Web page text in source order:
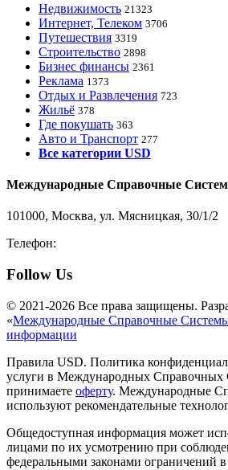
Недвижимость 21323
Интернет, Телеком 3706
Путешествия 3319
Строительство 2898
Бизнес финансы 2361
Реклама 1373
Отдых и Развлечения 723
Жильё 378
Где покушать 363
Авто и Транспорт 277
Все категории USD
Международные Справочные
101000, Москва, ул. Мясницкая, 30/1/2
Телефон:
Follow Us
© 2021-2026 Все права защищены.
«Международные Справочные
информации
Правила USD. Политика
услуги в Международных Справочных
принимаете оферту. Международные
используют рекомендательные
Общедоступная информация может
лицами по их усмотрению при
федеральными законами ограничений